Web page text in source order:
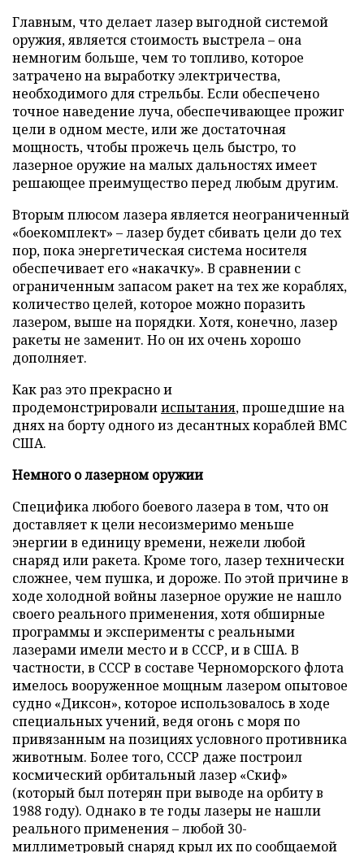
Главным, что делает лазер выгодной системой
оружия, является стоимость выстрела – она
немногим больше, чем то топливо, которое
затрачено на выработку электричества,
необходимого для стрельбы. Если обеспечено
точное наведение луча, обеспечивающее прожиг
цели в одном месте, или же достаточная
мощность, чтобы прожечь цель быстро, то
лазерное оружие на малых дальностях имеет
решающее преимущество перед любым другим.
Вторым плюсом лазера является неограниченный
«боекомплект» – лазер будет сбивать цели до тех
пор, пока энергетическая система носителя
обеспечивает его «накачку». В сравнении с
ограниченным запасом ракет на тех же кораблях,
количество целей, которое можно поразить
лазером, выше на порядки. Хотя, конечно, лазер
ракеты не заменит. Но он их очень хорошо
дополняет.
Как раз это прекрасно и
продемонстрировалииспытания, прошедшие на
днях на борту одного из десантных кораблей ВМС
США.
Немного о лазерном оружии
Специфика любого боевого лазера в том, что он
доставляет к цели несоизмеримо меньше
энергии в единицу времени, нежели любой
снаряд или ракета. Кроме того, лазер технически
сложнее, чем пушка, и дороже. По этой причине в
ходе холодной войны лазерное оружие не нашло
своего реального применения, хотя обширные
программы и эксперименты с реальными
лазерами имели место и в СССР, и в США. В
частности, в СССР в составе Черноморского флота
имелось вооруженное мощным лазером опытовое
судно «Диксон», которое использовалось в ходе
специальных учений, ведя огонь с моря по
привязанным на позициях условного противника
животным. Более того, СССР даже построил
космический орбитальный лазер «Скиф»
(который был потерян при выводе на орбиту в
1988 году). Однако в те годы лазеры не нашли
реального применения – любой 30-
миллиметровый снаряд крыл их по сообщаемой